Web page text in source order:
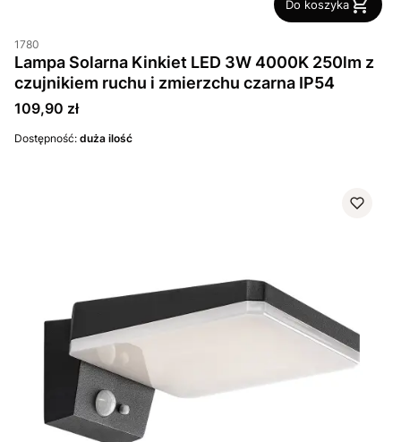
Do koszyka
1780
Lampa Solarna Kinkiet LED 3W 4000K 250lm z
czujnikiem ruchu i zmierzchu czarna IP54
Cena
109,90 zł
Dostępność: duża ilość